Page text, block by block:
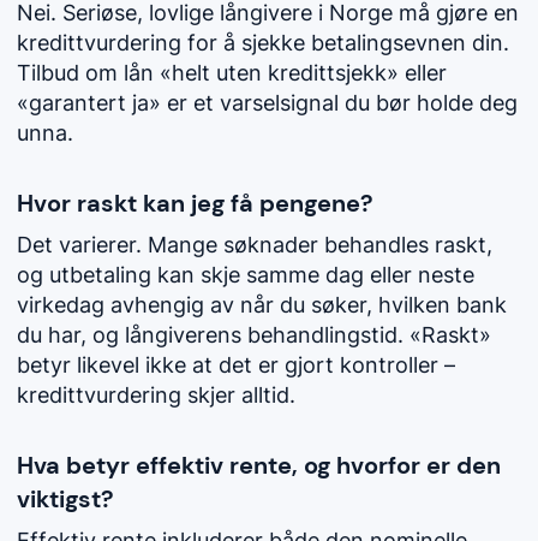
Nei. Seriøse, lovlige långivere i Norge må gjøre en
kredittvurdering for å sjekke betalingsevnen din.
Tilbud om lån «helt uten kredittsjekk» eller
«garantert ja» er et varselsignal du bør holde deg
unna.
Hvor raskt kan jeg få pengene?
Det varierer. Mange søknader behandles raskt,
og utbetaling kan skje samme dag eller neste
virkedag avhengig av når du søker, hvilken bank
du har, og långiverens behandlingstid. «Raskt»
betyr likevel ikke at det er gjort kontroller –
kredittvurdering skjer alltid.
Hva betyr effektiv rente, og hvorfor er den
viktigst?